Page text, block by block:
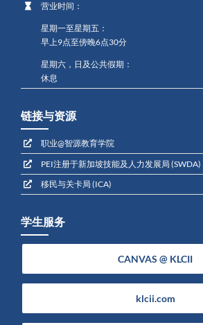
营业时间：
星期一至星期五：
早上9点至傍晚6点30分
星期六，日及公共假期：
休息
链接与资源
职业@智源教育学院
PEI注册于新加坡技能及人力发展局 (SWDA)
移民与关卡局 (ICA)
学生服务
CANVAS @ KLCII
klcii.com